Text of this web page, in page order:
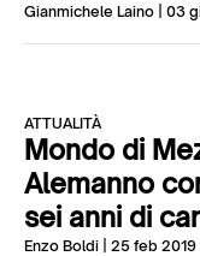
Gianmichele Laino | 03
ATTUALITÀ
Mondo di
Alemanno
sei anni di
Enzo Boldi | 25 feb 2019